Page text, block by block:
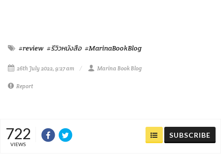
#review #รีวิวหนังสือ #MarinaBookBlog
26th July 2022, 9:27 am Marina Book Blog
Report
722
VIEWS
SUBSCRIBE